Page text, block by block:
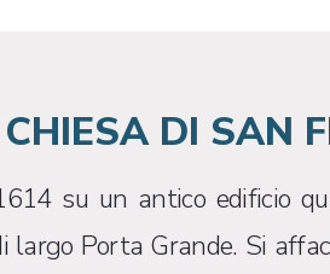
CHIESA DI SAN
su un antico edificio
largo Porta Grande. Si